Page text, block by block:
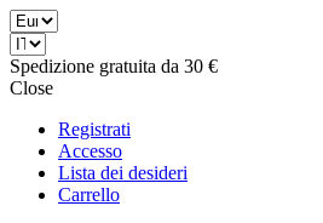
Spedizione gratuita da 30 €
Close
Registrati
Accesso
Lista dei desideri
Carrello